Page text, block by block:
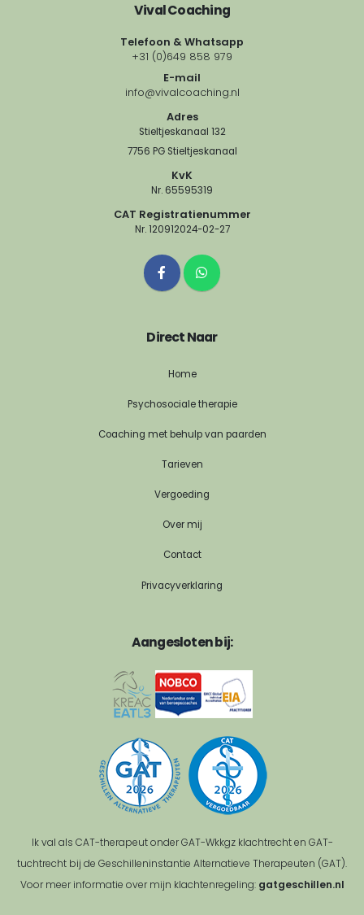
Vival Coaching
Telefoon & Whatsapp
+31 (0)649 858 979
E-mail
info@vivalcoaching.nl
Adres
Stieltjeskanaal 132
7756 PG Stieltjeskanaal
KvK
Nr. 65595319
CAT Registratienummer
Nr. 120912024-02-27
Direct Naar
Home
Psychosociale therapie
Coaching met behulp van paarden
Tarieven
Vergoeding
Over mij
Contact
Privacyverklaring
Aangesloten bij:
Ik val als CAT-therapeut onder GAT-Wkkgz klachtrecht en GAT-
tuchtrecht bij de Geschilleninstantie Alternatieve Therapeuten (GAT).
Voor meer informatie over mijn klachtenregeling: gatgeschillen.nl